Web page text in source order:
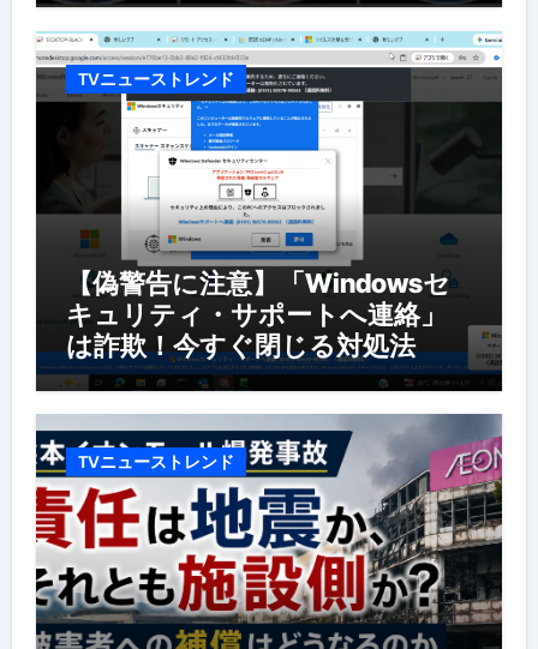
TVニューストレンド
【偽警告に注意】「Windowsセ
キュリティ・サポートへ連絡」
は詐欺！今すぐ閉じる対処法
TVニューストレンド